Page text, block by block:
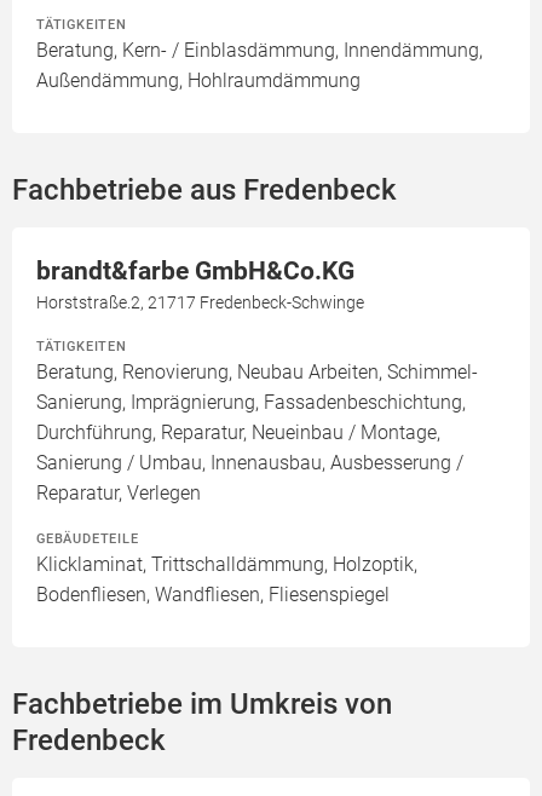
TÄTIGKEITEN
Beratung, Kern- / Einblasdämmung, Innendämmung,
Außendämmung, Hohlraumdämmung
Fachbetriebe aus Fredenbeck
brandt&farbe GmbH&Co.KG
Horststraße.2, 21717 Fredenbeck-Schwinge
TÄTIGKEITEN
Beratung, Renovierung, Neubau Arbeiten, Schimmel-
Sanierung, Imprägnierung, Fassadenbeschichtung,
Durchführung, Reparatur, Neueinbau / Montage,
Sanierung / Umbau, Innenausbau, Ausbesserung /
Reparatur, Verlegen
GEBÄUDETEILE
Klicklaminat, Trittschalldämmung, Holzoptik,
Bodenfliesen, Wandfliesen, Fliesenspiegel
Fachbetriebe im Umkreis von
Fredenbeck